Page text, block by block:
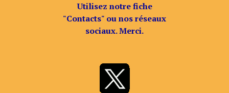
Utilisez notre fiche
"Contacts" ou nos réseaux
sociaux. Merci.